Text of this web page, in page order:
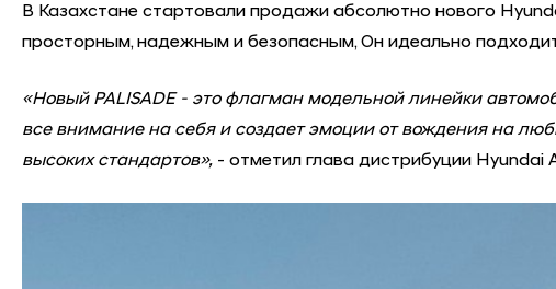
В Казахстане стартовали продажи абсолютно нового
просторным, надежным и безопасным, Он идеально подходит
«Новый PALISADE - это флагман модельной линейки
все внимание на себя и создает эмоции от вождения на
высоких стандартов», - отметил глава дистрибуции